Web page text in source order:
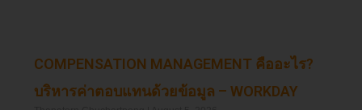
COMPENSATION MANAGEMENT คืออะไร?
บริหารค่าตอบแทนด้วยข้อมูล – WORKDAY